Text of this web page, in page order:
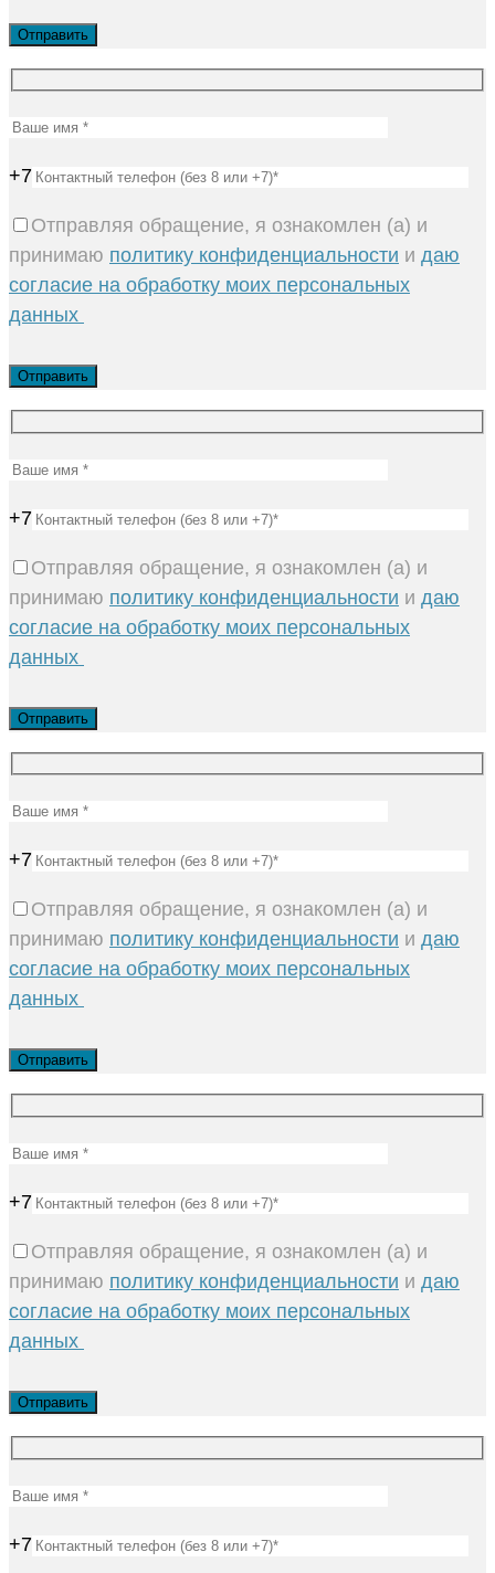
+7
Отправляя обращение, я ознакомлен (а) и
принимаю политику конфиденциальности и даю
согласие на обработку моих персональных
данных
+7
Отправляя обращение, я ознакомлен (а) и
принимаю политику конфиденциальности и даю
согласие на обработку моих персональных
данных
+7
Отправляя обращение, я ознакомлен (а) и
принимаю политику конфиденциальности и даю
согласие на обработку моих персональных
данных
+7
Отправляя обращение, я ознакомлен (а) и
принимаю политику конфиденциальности и даю
согласие на обработку моих персональных
данных
+7